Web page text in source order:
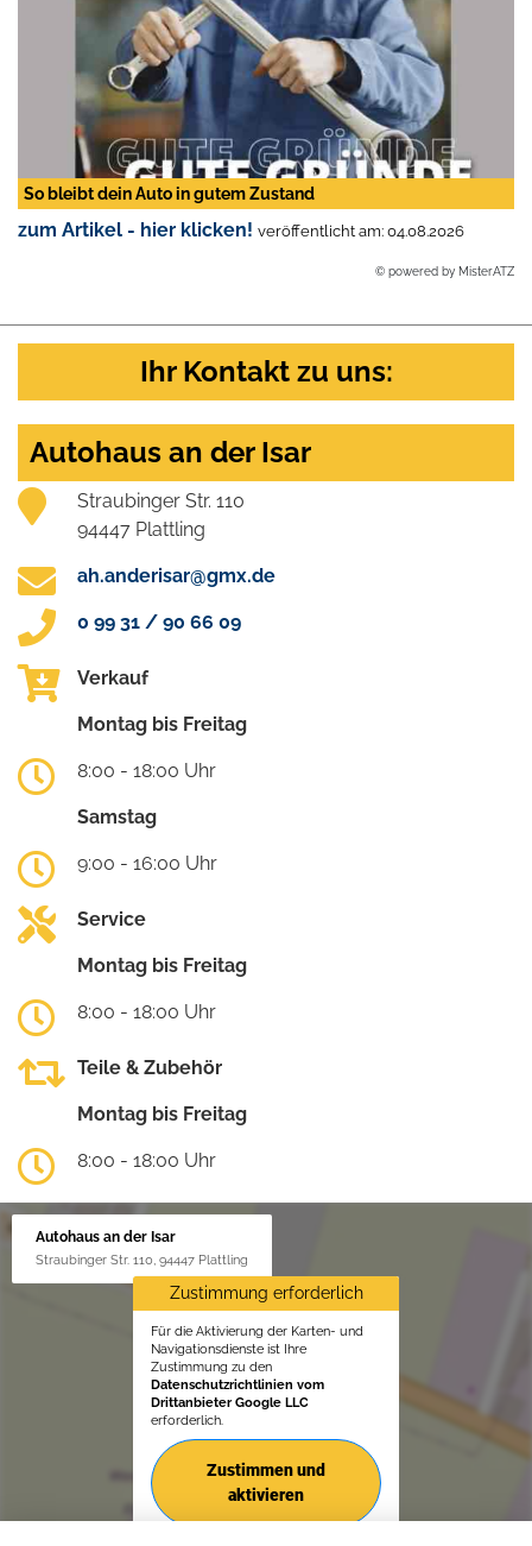
So bleibt dein Auto in gutem Zustand
zum Artikel - hier klicken! veröffentlicht am: 04.08.2026
© powered by MisterATZ
Ihr Kontakt zu uns:
Autohaus an der Isar
Straubinger Str. 110
94447 Plattling
ah.anderisar@gmx.de
0 99 31 / 90 66 09
Verkauf
Montag bis Freitag
8:00 - 18:00 Uhr
Samstag
9:00 - 16:00 Uhr
Service
Montag bis Freitag
8:00 - 18:00 Uhr
Teile & Zubehör
Montag bis Freitag
8:00 - 18:00 Uhr
Autohaus an der Isar
Straubinger Str. 110, 94447 Plattling
Zustimmung erforderlich
Für die Aktivierung der Karten- und
Navigationsdienste ist Ihre
Zustimmung zu den
Datenschutzrichtlinien vom
Drittanbieter Google LLC
erforderlich.
Zustimmen und
aktivieren